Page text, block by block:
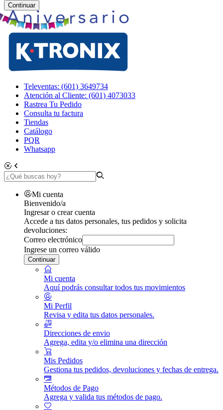
Continuar
Televentas: (601) 3649734
Atención al Cliente: (601) 4073033
Rastrea Tu Pedido
Consulta tu factura
Tiendas
Catálogo
PQR
Whatsapp
Mi cuenta
Bienvenido/a
Ingresar o crear cuenta
Accede a tus datos personales, tus pedidos y solicita
devoluciones:
Correo electrónico
Ingrese un correo válido
Continuar
Mi cuenta
Aquí podrás consultar todos tus movimientos
Mi Perfil
Revisa y edita tus datos personales.
Direcciones de envio
Agrega, edita y/o elimina una dirección
Mis Pedidos
Gestiona tus pedidos, devoluciones y fechas de entrega.
Métodos de Pago
Agrega y valida tus métodos de pago.